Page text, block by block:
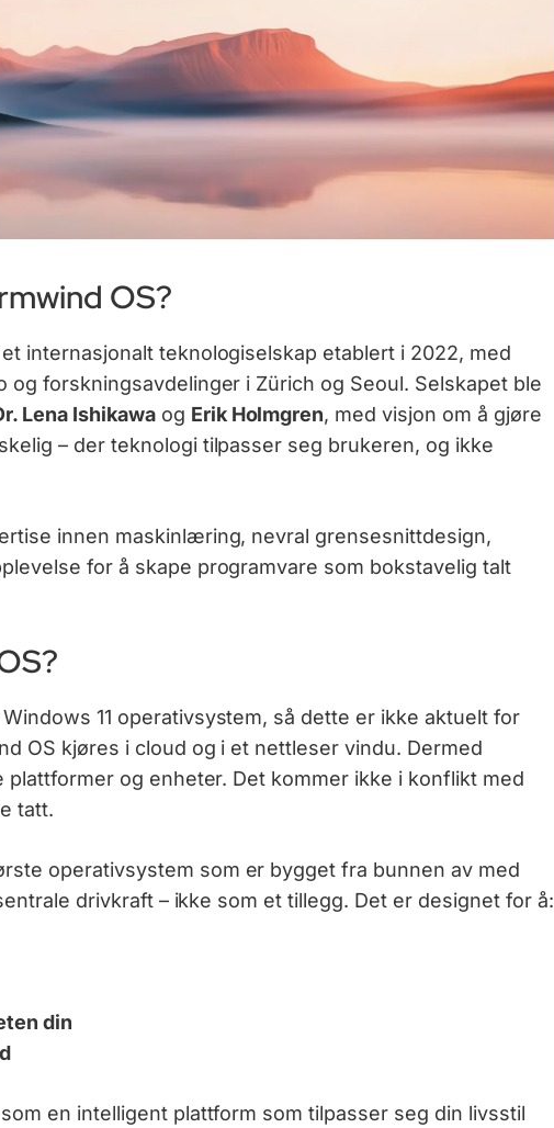
OS?
internasjonalt teknologiselskap etablert i 2022, med
og forskningsavdelinger i Zürich og Seoul. Selskapet ble
Lena Ishikawaog Erik Holmgren, med visjon om å gjøre
– der teknologi tilpasser seg brukeren, og ikke
innen maskinlæring, nevral grensesnittdesign,
for å skape programvare som bokstavelig talt
11 operativsystem, så dette er ikke aktuelt for
OS kjøres i cloud og i et nettleser vindu. Dermed
og enheter. Det kommer ikke i konflikt med
tatt.
operativsystem som er bygget fra bunnen av med
drivkraft – ikke som et tillegg. Det er designet for å:
din
en intelligent plattform som tilpasser seg din livsstil